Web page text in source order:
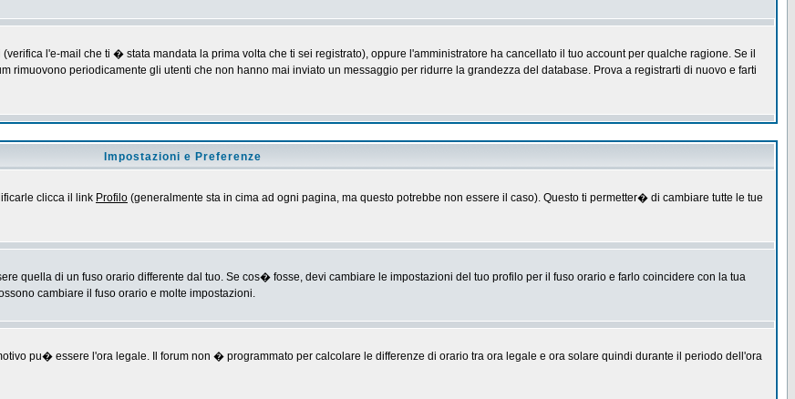
l'e-mail che ti � stata mandata la prima volta che ti sei registrato), oppure l'amministratore ha cancellato il tuo account per qualche ragione. Se il
periodicamente gli utenti che non hanno mai inviato un messaggio per ridurre la grandezza del database. Prova a registrarti di nuovo e farti
Impostazioni e Preferenze
clicca il link Profilo (generalmente sta in cima ad ogni pagina, ma questo potrebbe non essere il caso). Questo ti permetter� di cambiare tutte le tue
quella di un fuso orario differente dal tuo. Se cos� fosse, devi cambiare le impostazioni del tuo profilo per il fuso orario e farlo coincidere con la tua
cambiare il fuso orario e molte impostazioni.
pu� essere l'ora legale. Il forum non � programmato per calcolare le differenze di orario tra ora legale e ora solare quindi durante il periodo dell'ora